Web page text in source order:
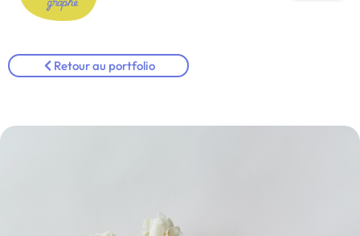
Retour au portfolio